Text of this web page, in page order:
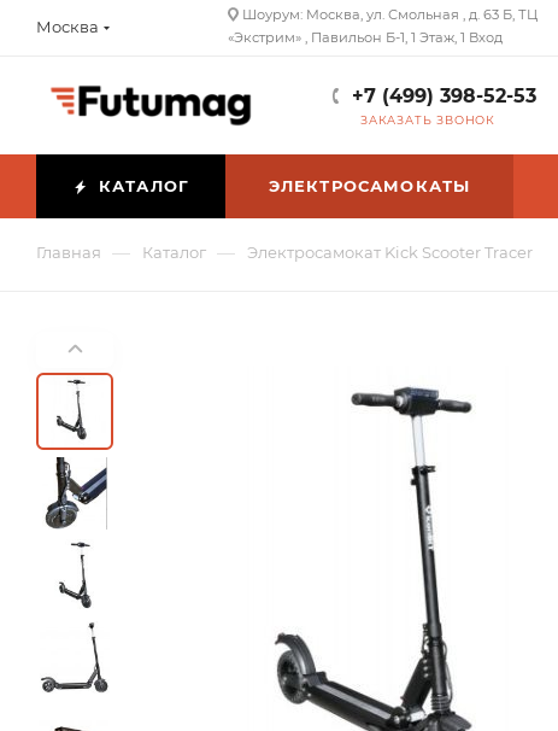
Москва
Шоурум: Москва, ул. Смольная , д. 63 Б, ТЦ
«Экстрим» , Павильон Б-1, 1 Этаж, 1 Вход
+7 (499) 398-52-53
ЗАКАЗАТЬ ЗВОНОК
КАТАЛОГ ЭЛЕКТРОСАМОКАТЫ
Главная — Каталог — Электросамокат Kick Scooter Tracer